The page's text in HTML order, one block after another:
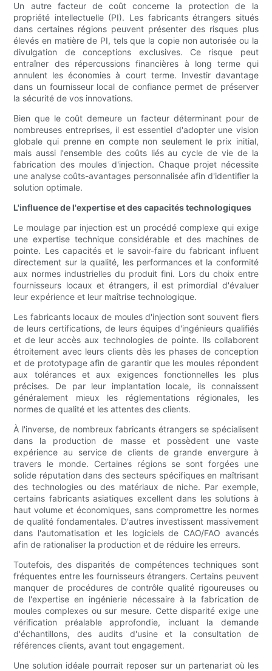
Un autre facteur de coût concerne la protection de la
propriété intellectuelle (PI). Les fabricants étrangers situés
dans certaines régions peuvent présenter des risques plus
élevés en matière de PI, tels que la copie non autorisée ou la
divulgation de conceptions exclusives. Ce risque peut
entraîner des répercussions financières à long terme qui
annulent les économies à court terme. Investir davantage
dans un fournisseur local de confiance permet de préserver
la sécurité de vos innovations.
Bien que le coût demeure un facteur déterminant pour de
nombreuses entreprises, il est essentiel d'adopter une vision
globale qui prenne en compte non seulement le prix initial,
mais aussi l'ensemble des coûts liés au cycle de vie de la
fabrication des moules d'injection. Chaque projet nécessite
une analyse coûts-avantages personnalisée afin d'identifier la
solution optimale.
L'influence de l'expertise et des capacités technologiques
Le moulage par injection est un procédé complexe qui exige
une expertise technique considérable et des machines de
pointe. Les capacités et le savoir-faire du fabricant influent
directement sur la qualité, les performances et la conformité
aux normes industrielles du produit fini. Lors du choix entre
fournisseurs locaux et étrangers, il est primordial d'évaluer
leur expérience et leur maîtrise technologique.
Les fabricants locaux de moules d'injection sont souvent fiers
de leurs certifications, de leurs équipes d'ingénieurs qualifiés
et de leur accès aux technologies de pointe. Ils collaborent
étroitement avec leurs clients dès les phases de conception
et de prototypage afin de garantir que les moules répondent
aux tolérances et aux exigences fonctionnelles les plus
précises. De par leur implantation locale, ils connaissent
généralement mieux les réglementations régionales, les
normes de qualité et les attentes des clients.
À l'inverse, de nombreux fabricants étrangers se spécialisent
dans la production de masse et possèdent une vaste
expérience au service de clients de grande envergure à
travers le monde. Certaines régions se sont forgées une
solide réputation dans des secteurs spécifiques en maîtrisant
des technologies ou des matériaux de niche. Par exemple,
certains fabricants asiatiques excellent dans les solutions à
haut volume et économiques, sans compromettre les normes
de qualité fondamentales. D'autres investissent massivement
dans l'automatisation et les logiciels de CAO/FAO avancés
afin de rationaliser la production et de réduire les erreurs.
Toutefois, des disparités de compétences techniques sont
fréquentes entre les fournisseurs étrangers. Certains peuvent
manquer de procédures de contrôle qualité rigoureuses ou
de l'expertise en ingénierie nécessaire à la fabrication de
moules complexes ou sur mesure. Cette disparité exige une
vérification préalable approfondie, incluant la demande
d'échantillons, des audits d'usine et la consultation de
références clients, avant tout engagement.
Une solution idéale pourrait reposer sur un partenariat où les